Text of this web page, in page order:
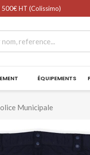
HT (Colissimo)
ÉQUIPEMENTS
Municipale